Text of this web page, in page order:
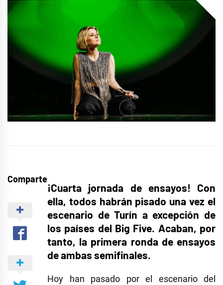
Comparte
¡Cuarta jornada de ensayos! Con
ella, todos habrán pisado una vez el
escenario de Turín a excepción de
los países del Big Five. Acaban, por
tanto, la primera ronda de ensayos
de ambas semifinales.
Hoy han pasado por el escenario del